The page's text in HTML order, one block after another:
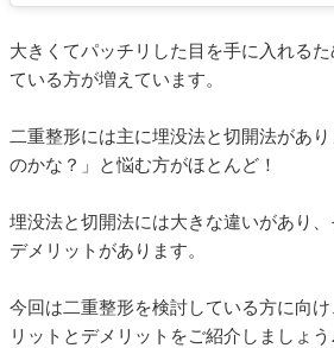
大きくてパッチリした目を手に入れる
ている方が増えています。
二重整形には主に埋没法と切開法があ
のかな？」と悩む方がほとんど！
埋没法と切開法には大きな違いがあり
デメリットがあります。
今回は二重整形を検討している方に向
リットとデメリットをご紹介しましょう